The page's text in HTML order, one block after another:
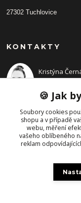
27302 Tuchlovice
KONTAKTY
Kristýna
+420
(Po-Pá, 9-14
🍪 Jak
Soubory cookies
shopu a v případě
webu, měření
vašeho oblíbeného
reklam